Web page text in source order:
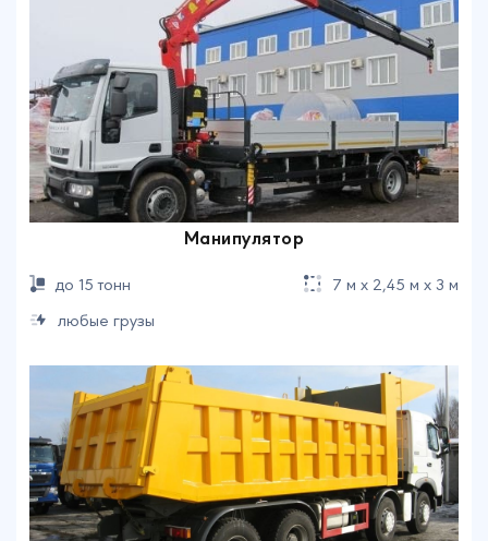
Манипулятор
до 15 тонн
7 м х 2,45 м х 3 м
любые грузы